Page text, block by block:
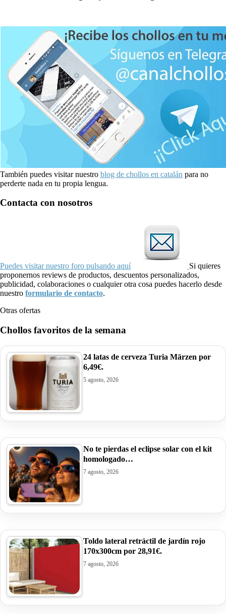
También puedes visitar nuestro blog de chollos en catalán para no
perderte nada en tu propia lengua.
Contacta con nosotros
Puedes visitar nuestro foro pulsando aquí
Si quieres
proponernos reviews de productos, descuentos personalizados,
publicidad, colaboraciones o cualquier otra cosa puedes hacerlo desde
nuestro formulario de contacto.
Otras ofertas
Chollos favoritos de la semana
24 latas de cerveza Turia Märzen por
6,49€.
5 agosto, 2026
No te pierdas el eclipse solar con el kit
homologado…
7 agosto, 2026
Toldo lateral retráctil de jardín rojo
170x300cm por 28,91€.
7 agosto, 2026